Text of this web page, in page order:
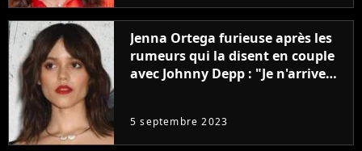
Jenna Ortega furieuse après les
rumeurs qui la disent en couple
avec Johnny Depp : "Je n'arrive
5 septembre 2023